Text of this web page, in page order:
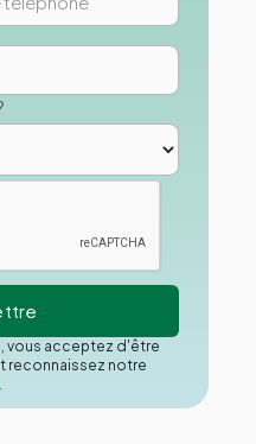
vous acceptez d'être
reconnaissez notre